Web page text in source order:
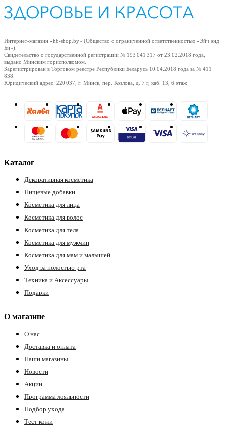
Интернет-магазин «hb-shop.by» (Общество с ограниченной ответственностью «Эйч энд
Би»).
Свидетельство о государственной регистрации № 193 041 317 от 23.02.2018 года,
выдано Минским горисполкомом.
Зарегистрирован в Торговом реестре Республики Беларусь 10.04.2018 года за № 411
838.
Юридический адрес: 220 037, г. Минск, пер. Козлова, д. 7 г, каб. 13, 6 этаж
Каталог
Декоративная косметика
Пищевые добавки
Косметика для лица
Косметика для волос
Косметика для тела
Косметика для мужчин
Косметика для мам и малышей
Уход за полостью рта
Техника и Аксессуары
Подарки
О магазине
О нас
Доставка и оплата
Наши магазины
Новости
Акции
Программа лояльности
Подбор ухода
Тест кожи